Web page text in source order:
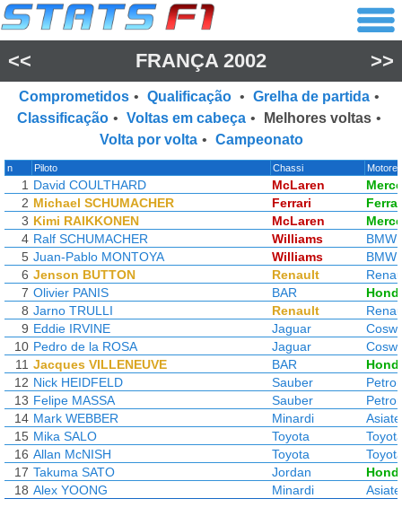
<< FRANÇA 2002 >>
Comprometidos • Qualificação • Grelha de partida •
Classificação • Voltas em cabeça • Melhores voltas •
Volta por volta • Campeonato
n Piloto Chassi Motore
1 David COULTHARD McLaren
2 Michael SCHUMACHER Ferrari
3 Kimi RAIKKONEN McLaren
4 Ralf SCHUMACHER Williams
BMW
5 Juan-Pablo MONTOYA Williams
BMW
6 Jenson BUTTON Renault
7 Olivier PANIS BAR
8 Jarno TRULLI Renault
9 Eddie IRVINE Jaguar
10 Pedro de la ROSA Jaguar
11 Jacques VILLENEUVE BAR
12 Nick HEIDFELD Sauber
13 Felipe MASSA Sauber
14 Mark WEBBER Minardi
15 Mika SALO Toyota
16 Allan McNISH Toyota
17 Takuma SATO Jordan
18 Alex YOONG Minardi